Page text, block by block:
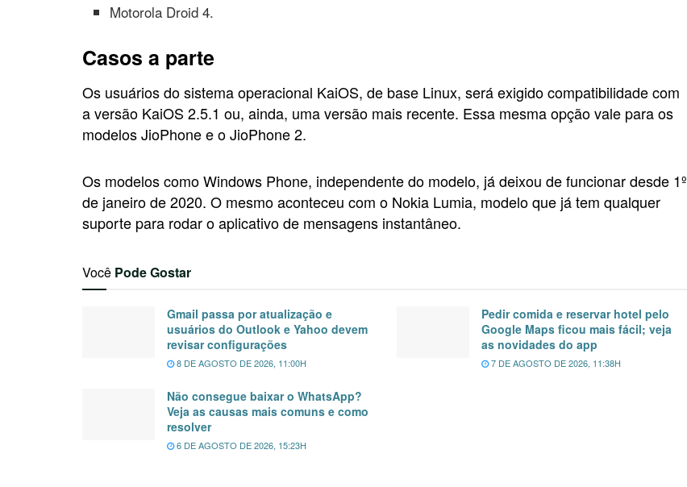
Motorola Droid 4.
Casos a parte
Os usuários do sistema operacional KaiOS, de base Linux, será exigido compatibilidade com
a versão KaiOS 2.5.1 ou, ainda, uma versão mais recente. Essa mesma opção vale para os
modelos JioPhone e o JioPhone 2.
Os modelos como Windows Phone, independente do modelo, já deixou de funcionar desde 1º
de janeiro de 2020. O mesmo aconteceu com o Nokia Lumia, modelo que já tem qualquer
suporte para rodar o aplicativo de mensagens instantâneo.
Você Pode Gostar
Gmail passa por atualização e
usuários do Outlook e Yahoo devem
revisar configurações
8 DE AGOSTO DE 2026, 11:00H
Pedir comida e reservar hotel pelo
Google Maps ficou mais fácil; veja
as novidades do app
7 DE AGOSTO DE 2026, 11:38H
Não consegue baixar o WhatsApp?
Veja as causas mais comuns e como
resolver
6 DE AGOSTO DE 2026, 15:23H